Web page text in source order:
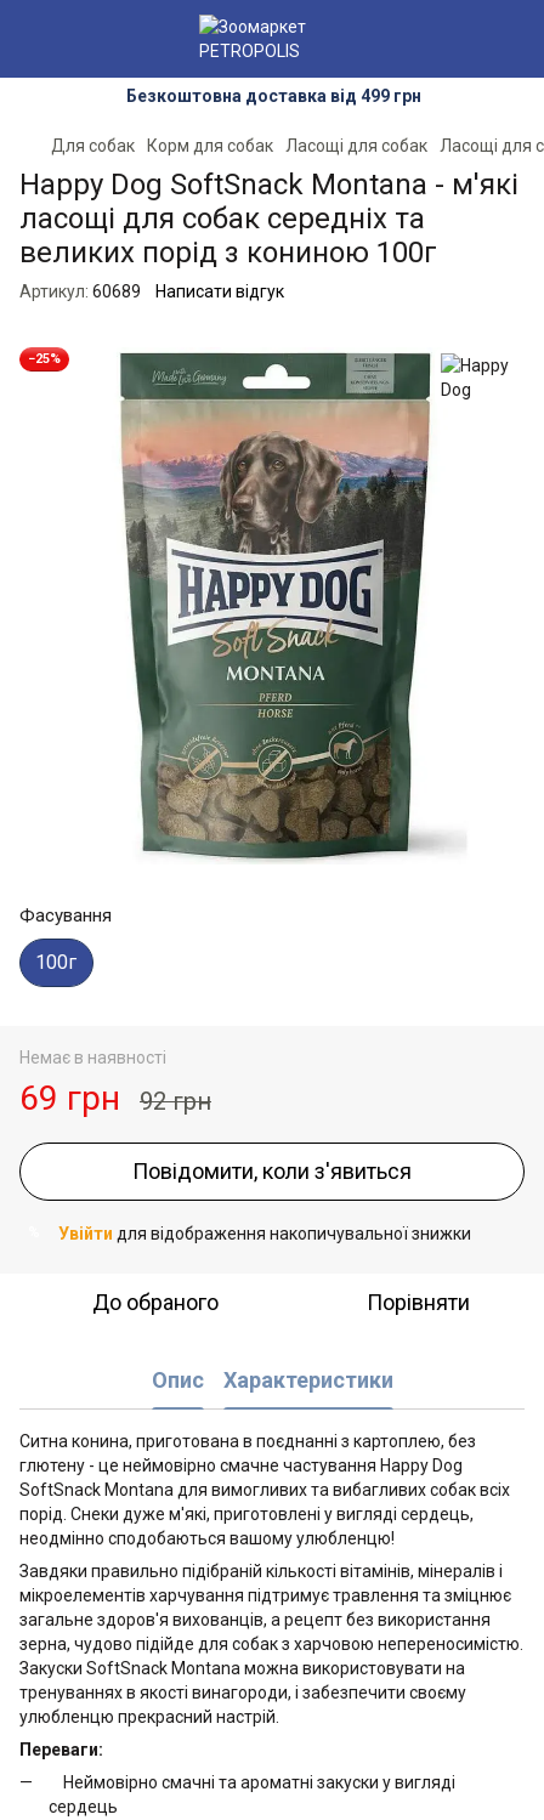
Безкоштовна доставка від 499 грн
Для собак Корм для собак Ласощі для собак Ласощі для
Happy Dog SoftSnack Montana - м'які
ласощі для собак середніх та
великих порід з кониною 100г
Артикул: 60689 Написати відгук
−25%
Фасування
100г
Немає в наявності
69 грн 92 грн
Повідомити, коли з'явиться
Увійти для відображення накопичувальної знижки
До обраного Порівняти
Опис Характеристики
Ситна конина, приготована в поєднанні з картоплею, без
глютену - це неймовірно смачне частування Happy Dog
SoftSnack Montana для вимогливих та вибагливих собак всіх
порід. Снеки дуже м'які, приготовлені у вигляді сердець,
неодмінно сподобаються вашому улюбленцю!
Завдяки правильно підібраній кількості вітамінів, мінералів і
мікроелементів харчування підтримує травлення та зміцнює
загальне здоров'я вихованців, а рецепт без використання
зерна, чудово підійде для собак з харчовою непереносимістю.
Закуски SoftSnack Montana можна використовувати на
тренуваннях в якості винагороди, і забезпечити своєму
улюбленцю прекрасний настрій.
Переваги:
Неймовірно смачні та ароматні закуски у вигляді
сердець